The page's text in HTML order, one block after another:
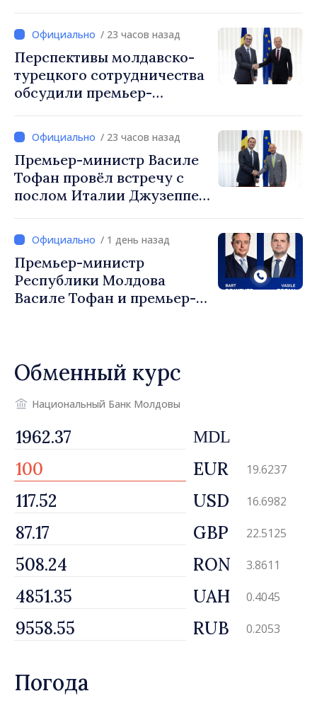
и экспорт
/ 23 часов назад
Перспективы молдавско-
турецкого сотрудничества
обсудили премьер-
посол Турции Уйгар
Мустафа Сертел/ 23 часов назад
Премьер-министр Василе
Тофан провёл встречу с
послом Италии Джузеппе
/ 1 день назад
Премьер-министр
Республики Молдова
Василе Тофан и премьер-
Республики Молдова
Обменный курс
Национальный Банк Молдовы
MDL
EUR 19.6237
USD 16.6982
GBP 22.5125
RON 3.8611
UAH 0.4045
RUB 0.2053
Погода